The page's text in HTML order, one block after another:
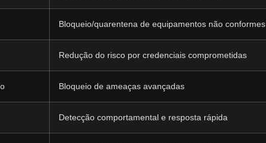
Bloqueio/quarentena de equipamentos não conformes
Redução do risco por credenciais comprometidas
Bloqueio de ameaças avançadas
Detecção comportamental e resposta rápida